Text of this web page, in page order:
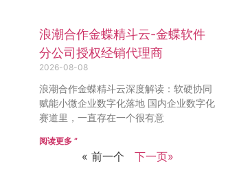
浪潮合作金蝶精斗云-金蝶软件
分公司授权经销代理商
2026-08-08
浪潮合作金蝶精斗云深度解读：软硬协同
赋能小微企业数字化落地 国内企业数字化
赛道里，一直存在一个很有意
阅读更多 ”
« 前一个 下一页»